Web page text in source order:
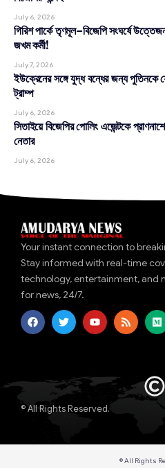
July 6, 2026
গিরিশ পার্কে তৃণমূল–বিজেপি সংঘর্ষে
জখম কর্মী!
July 7, 2026
ইউক্রেনের সঙ্গে যুদ্ধ বন্ধের জন্য পুতিনকে
ট্রাম্প
July 6, 2026
সিতাইয়ে বিজেপির পোলিং এজেন্টকে
নেতার
July 6, 2026
Your instant connection to
Stay informed with real-time
technology, entertainment, and
for news, 24/7.
© All Rights Reserved.
© All Rights